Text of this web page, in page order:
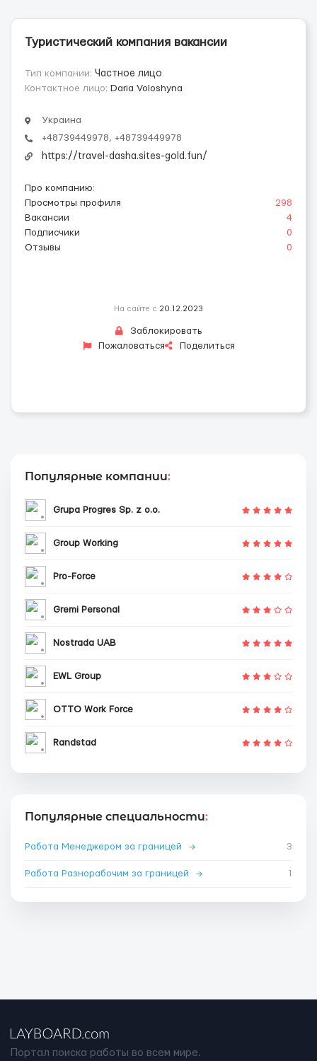
Туристический компания вакансии
Тип компании: Частное лицо
Контактное лицо: Daria Voloshyna
Украина
+48739449978, +48739449978
https://travel-dasha.sites-gold.fun/
Про компанию:
Просмотры профиля
298
Вакансии
4
Подписчики
0
Отзывы
0
На сайте с 20.12.2023
Заблокировать
Пожаловаться
Поделиться
Популярные компании:
Grupa Progres Sp. z o.o.
Group Working
Pro-Force
Gremi Personal
Nostrada UAB
EWL Group
OTTO Work Force
Randstad
Популярные специальности:
Работа Менеджером за границей → 3
Работа Разнорабочим за границей → 1
Портал поиска работы во всем мире.